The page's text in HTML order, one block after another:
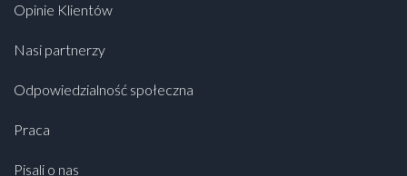
Opinie Klientów
Nasi partnerzy
Odpowiedzialność społeczna
Praca
Pisali o nas